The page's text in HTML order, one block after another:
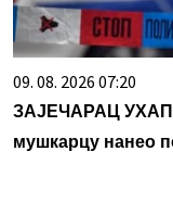
09. 08. 2026 07:20
ЗАЈЕЧАРАЦ
мушкарцу нанео